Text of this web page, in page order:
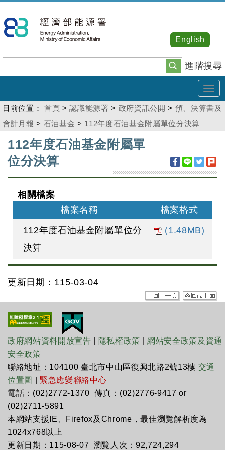
到
主
內
容
進階搜尋
English
目前位置： 首頁 >認識能源署 > 政府資訊公開 > 預、決算書及
會計月報 > 石油基金 > 112年度石油基金附屬單位分決算
112年度石油基金附屬單
位分決算
相關檔案
檔案名稱
檔案格式
112年度石油基金附屬單位分
決算
(1.48MB)
更新日期：115-03-04
政府網站資料開放宣告 隱私權政策 |網站安全政策及資通
安全政策
聯絡地址：104100 臺北市中山區復興北路2號13樓 交通
位置圖
緊急應變聯絡中心
電話：(02)2772-1370 傳真：(02)2776-9417 or
(02)2711-5891
本網站支援IE、Firefox及Chrome，最佳瀏覽解析度為
1024x768以上
更新日期：115-08-07 瀏覽人次：92,724,294